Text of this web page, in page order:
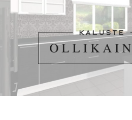
Hyppää
sisältöön